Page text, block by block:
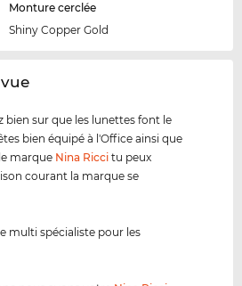
Monture cerclée
Shiny Copper Gold
bien sur que les lunettes font le
bien équipé à l'Office ainsi que
marque Nina Ricci tu peux
courant la marque se
multi spécialiste pour les